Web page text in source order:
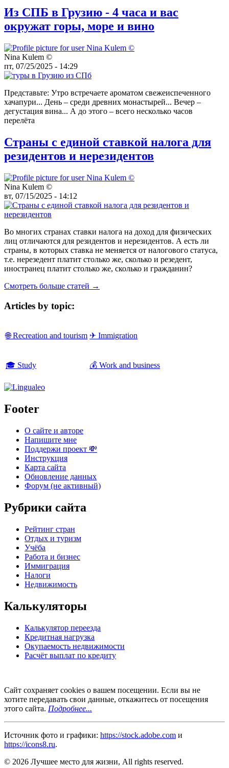
Из СПБ в Грузию - 4 часа и вас
окружат горы, море и вино
Nina Kulem ©️
пт, 07/25/2025 - 14:29
Представьте: Утро встречаете ароматом свежеиспеченного
хачапури... День – среди древних монастырей... Вечер –
дегустация вина... А до этого – всего несколько часов
перелёта
Страны с единой ставкой налога для
резидентов и нерезидентов
Nina Kulem ©️
вт, 07/15/2025 - 14:12
Во многих странах ставки налога на доход для физических
лиц отличаются для резидентов и нерезидентов. А есть ли
страны, в которых ставка не меняется от налогового статуса,
т.е. нерезедент платит столько же, сколько и резедент,
иностранец платит столько же, сколько и гражданин?
Смотреть больше статей →
Articles by topic:
🌐 Recreation and tourism ✈ Immigration
🎓 Study 💰 Work and business
Footer
О сайте и авторе
Напишите мне
Поддержи проект 💸
Инструкция
Карта сайта
Обновление данных
Форум (не активный)
Рубрики сайта
Рейтинг стран
Отдых и туризм
Учёба
Работа и бизнес
Иммиграция
Налоги
Недвижимость
Калькуляторы
Калькулятор переезда
Кредитная нагрузка
Окупаемость недвижимости
Расчёт выплат по кредиту
Сайт сохраняет cookies о вашем посещении. Если вы не
хотите передавать свои данные, откажитесь от посещения
этого сайта. Подробнее...
Источник фото и графики: https://stock.adobe.com и
https://icons8.ru.
© 2026 Лучшее место для жизни, All rights reserved.